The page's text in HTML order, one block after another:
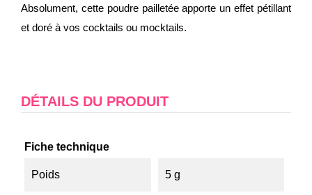
Absolument, cette poudre pailletée apporte un effet pétillant
et doré à vos cocktails ou mocktails.
DÉTAILS DU PRODUIT
Fiche technique
Poids 5 g